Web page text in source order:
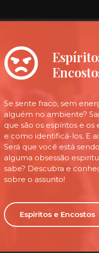
Se sente fraco, sem
alguém no ambiente?
que são os espíritos e os
e como identificá-los. E
Será que você está
alguma obsessão
sabe? Descubra e
sobre o assunto!
Espiritos e Encostos